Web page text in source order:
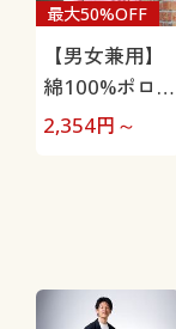
【男女兼用】
綿100%ポロ
シャツ(長袖)
最大50%OFF
2,354円～